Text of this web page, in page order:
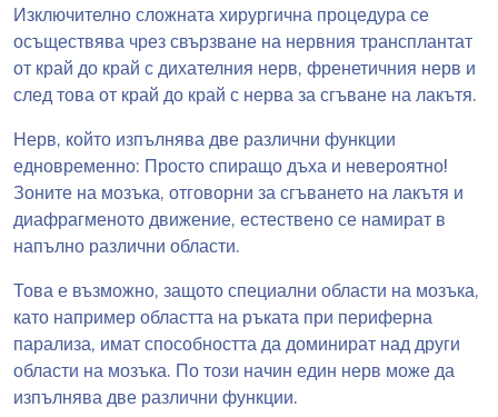
Изключително сложната хирургична процедура се
осъществява чрез свързване на нервния трансплантат
от край до край с дихателния нерв, френетичния нерв и
след това от край до край с нерва за сгъване на лакътя.
Нерв, който изпълнява две различни функции
едновременно: Просто спиращо дъха и невероятно!
Зоните на мозъка, отговорни за сгъването на лакътя и
диафрагменото движение, естествено се намират в
напълно различни области.
Това е възможно, защото специални области на мозъка,
като например областта на ръката при периферна
парализа, имат способността да доминират над други
области на мозъка. По този начин един нерв може да
изпълнява две различни функции.